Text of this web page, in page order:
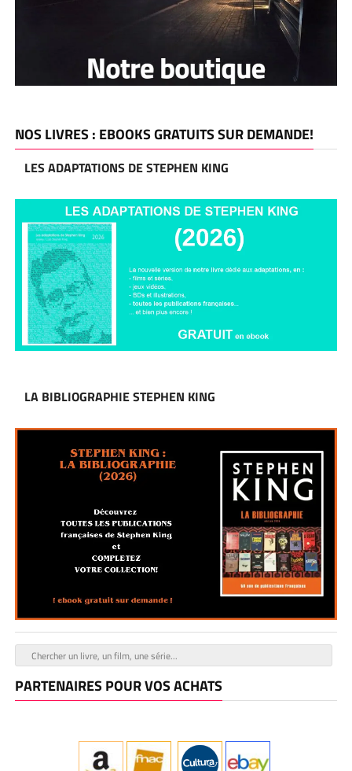
NOS LIVRES : EBOOKS GRATUITS SUR DEMANDE!
LES ADAPTATIONS DE STEPHEN KING
LA BIBLIOGRAPHIE STEPHEN KING
PARTENAIRES POUR VOS ACHATS